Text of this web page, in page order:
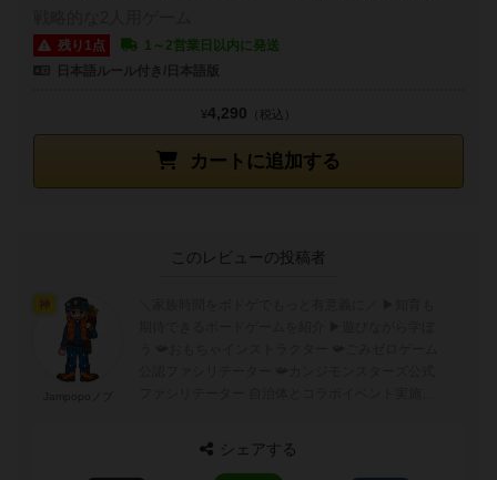
残り1点
1～2営業日以内に発送
カートに追加する
¥4,290 （税込）
このレビューの投稿者
シェアする